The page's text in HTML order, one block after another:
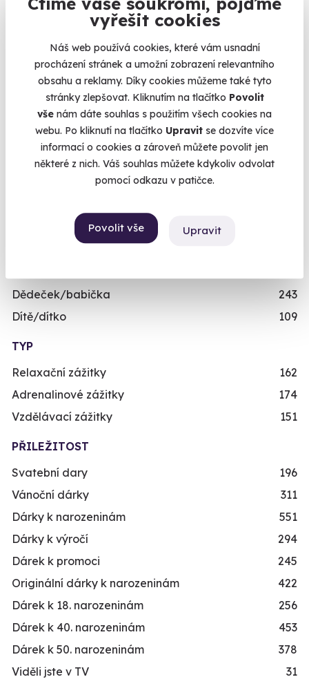
vyřešit cookies
Náš web používá cookies, které vám usnadní
procházení stránek a umožní zobrazení relevantního
obsahu a reklamy. Díky cookies můžeme také tyto
stránky zlepšovat. Kliknutím na tlačítko Povolit
vše nám dáte souhlas s použitím všech cookies na
webu. Po kliknutí na tlačítko Upravit se dozvíte více
informací o cookies a zároveň můžete povolit jen
některé z nich. Váš souhlas můžete kdykoliv odvolat
pomocí odkazu v patičce.
Povolit vše Upravit
Dárky pro muže
Dárky pro ženy
Dárky pro dva
Skupinové zážitky
Zážitky pro handicapované
Nejprodávanější dárky pro muže
Zážitky pro děti
Teenager/Teenagerka
Dědeček/babička
243
Dítě/dítko
109
TYP
Relaxační zážitky
162
Adrenalinové zážitky
174
Vzdělávací zážitky
151
PŘILEŽITOST
Svatební dary
196
Vánoční dárky
311
Dárky k narozeninám
551
Dárky k výročí
294
Dárek k promoci
245
Originální dárky k narozeninám
422
Dárek k 18. narozeninám
256
Dárek k 40. narozeninám
453
Dárek k 50. narozeninám
378
Viděli jste v TV
31